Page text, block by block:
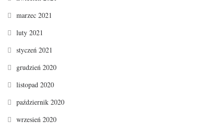
marzec 2021
luty 2021
styczeń 2021
grudzień 2020
listopad 2020
październik 2020
wrzesień 2020